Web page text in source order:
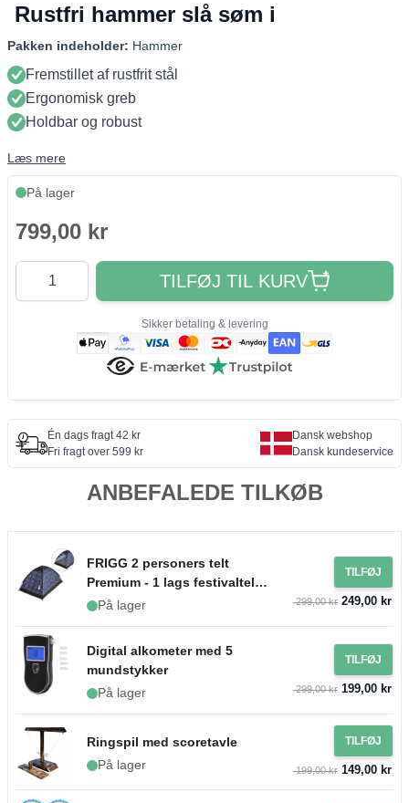
Rustfri hammer slå søm i
Pakken indeholder: Hammer
Fremstillet af rustfrit stål
Ergonomisk greb
Holdbar og robust
Læs mere
På lager
799,00 kr
Antal
TILFØJ TIL KURV
Sikker betaling & levering
Én dags fragt 42 kr
Fri fragt over 599 kr
Dansk webshop
Dansk kundeservice
ANBEFALEDE TILKØB
FRIGG 2 personers telt
Premium - 1 lags festivaltelt
PartyVikings
På lager
TILFØJ
299,00 kr249,00 kr
Digital alkometer med 5
mundstykker
På lager
TILFØJ
299,00 kr199,00 kr
Ringspil med scoretavle
På lager
TILFØJ
199,00 kr149,00 kr